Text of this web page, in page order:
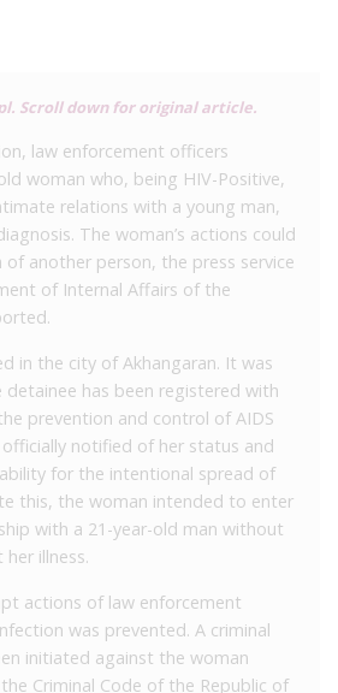
Scroll down for original article.
law enforcement officers
woman who, being HIV-Positive,
relations with a young man,
The woman’s actions could
another person, the press service
of Internal Affairs of the
in the city of Akhangaran. It was
has been registered with
prevention and control of AIDS
officially notified of her status and
for the intentional spread of
this, the woman intended to enter
with a 21-year-old man without
illness.
actions of law enforcement
was prevented. A criminal
initiated against the woman
Criminal Code of the Republic of